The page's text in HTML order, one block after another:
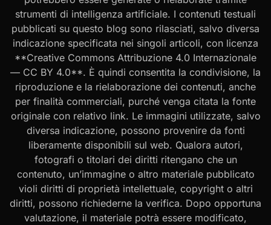
strumenti di intelligenza artificiale. I contenuti testuali
pubblicati su questo blog sono rilasciati, salvo diversa
indicazione specificata nei singoli articoli, con licenza
**Creative Commons Attribuzione 4.0 Internazionale
— CC BY 4.0**. È quindi consentita la condivisione, la
riproduzione e la rielaborazione dei contenuti, anche
per finalità commerciali, purché venga citata la fonte
originale con relativo link. Le immagini utilizzate, salvo
diversa indicazione, possono provenire da fonti
liberamente disponibili sul web. Qualora autori,
fotografi o titolari dei diritti ritengano che un
contenuto, un’immagine o altro materiale pubblicato
violi diritti di proprietà intellettuale, copyright o altri
diritti, possono richiederne la verifica. Dopo opportuna
valutazione, il materiale potrà essere modificato,